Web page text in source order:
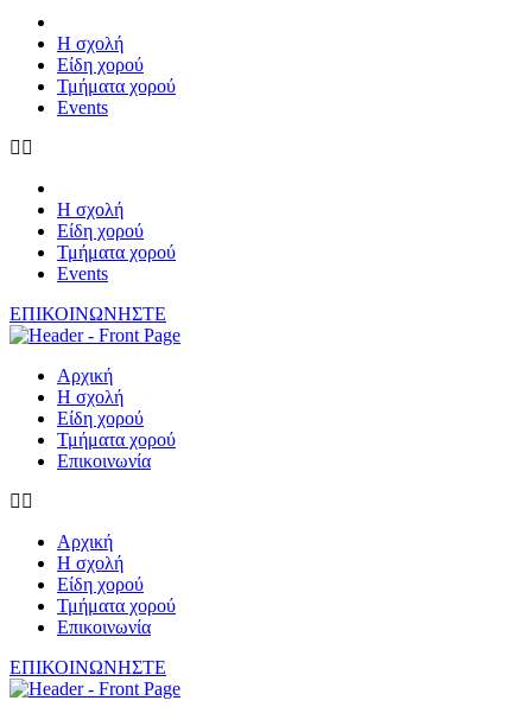
Η σχολή
Είδη χορού
Τμήματα χορού
Events
Η σχολή
Είδη χορού
Τμήματα χορού
Events
ΕΠΙΚΟΙΝΩΝΗΣΤΕ
Αρχική
Η σχολή
Είδη χορού
Τμήματα χορού
Επικοινωνία
Αρχική
Η σχολή
Είδη χορού
Τμήματα χορού
Επικοινωνία
ΕΠΙΚΟΙΝΩΝΗΣΤΕ